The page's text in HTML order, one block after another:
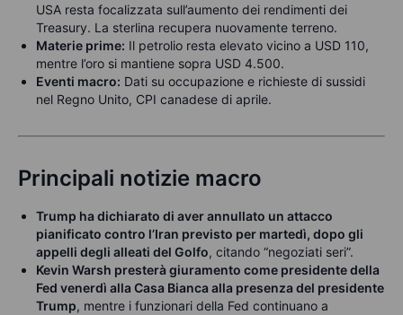
USA resta focalizzata sull’aumento dei rendimenti dei
Treasury. La sterlina recupera nuovamente terreno.
Materie prime: Il petrolio resta elevato vicino a USD 110,
mentre l’oro si mantiene sopra USD 4.500.
Eventi macro: Dati su occupazione e richieste di sussidi
nel Regno Unito, CPI canadese di aprile.
Principali notizie macro
Trump ha dichiarato di aver annullato un attacco
pianificato contro l’Iran previsto per martedì, dopo gli
appelli degli alleati del Golfo, citando “negoziati seri”.
Kevin Warsh presterà giuramento come presidente della
Fed venerdì alla Casa Bianca alla presenza del presidente
Trump, mentre i funzionari della Fed continuano a